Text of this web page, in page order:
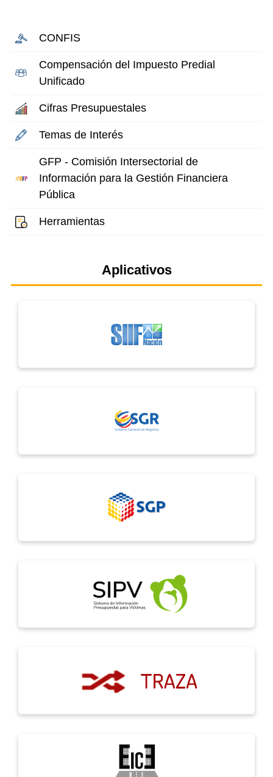
CONFIS
Compensación del Impuesto Predial
Unificado
Cifras Presupuestales
Temas de Interés
GFP - Comisión Intersectorial de
Información para la Gestión Financiera
Pública
Herramientas
Aplicativos